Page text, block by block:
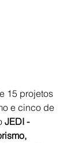
15 projetos
e cinco de
JEDI -